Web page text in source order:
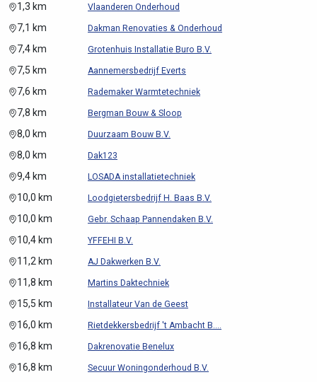
1,3 km Vlaanderen Onderhoud
7,1 km Dakman Renovaties & Onderhoud
7,4 km Grotenhuis Installatie Buro B.V.
7,5 km Aannemersbedrijf Everts
7,6 km Rademaker Warmtetechniek
7,8 km Bergman Bouw & Sloop
8,0 km Duurzaam Bouw B.V.
8,0 km Dak123
9,4 km LOSADA installatietechniek
10,0 km Loodgietersbedrijf H. Baas B.V.
10,0 km Gebr. Schaap Pannendaken B.V.
10,4 km YFFEHI B.V.
11,2 km AJ Dakwerken B.V.
11,8 km Martins Daktechniek
15,5 km Installateur Van de Geest
16,0 km Rietdekkersbedrijf 't Ambacht B....
16,8 km Dakrenovatie Benelux
16,8 km Secuur Woningonderhoud B.V.